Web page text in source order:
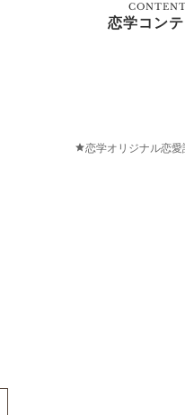
恋学コン
恋学オリジナル恋愛